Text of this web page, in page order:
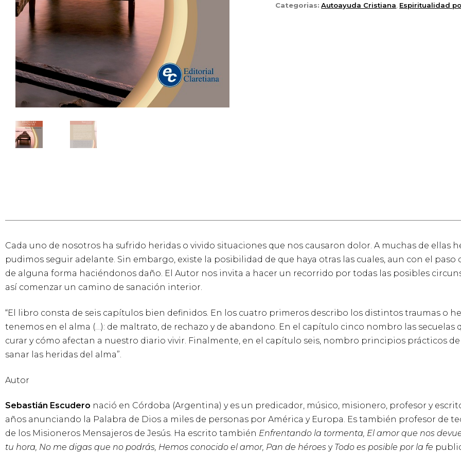
Categorias: Autoayuda Cristiana Espiritualidad
Cada uno de nosotros ha sufrido heridas o vivido situaciones que nos causaron dolor. A muchas de ellas
pudimos seguir adelante. Sin embargo, existe la posibilidad de que haya otras las cuales, aun con el paso
de alguna forma haciéndonos daño. El Autor nos invita a hacer un recorrido por todas las posibles
así comenzar un camino de sanación interior.
“El libro consta de seis capítulos bien definidos. En los cuatro primeros describo los distintos traumas o
tenemos en el alma (…): de maltrato, de rechazo y de abandono. En el capítulo cinco nombro las secuelas
curar y cómo afectan a nuestro diario vivir. Finalmente, en el capítulo seis, nombro principios prácticos
sanar las heridas del alma”.
Autor
Sebastián Escudero nació en Córdoba (Argentina) y es un predicador, músico, misionero, profesor y
años anunciando la Palabra de Dios a miles de personas por América y Europa. Es también profesor de
de los Misioneros Mensajeros de Jesús. Ha escrito también Enfrentando la tormenta, El amor que nos
tu hora, No me digas que no podrás, Hemos conocido el amor, Pan de héroes y Todo es posible por la fe